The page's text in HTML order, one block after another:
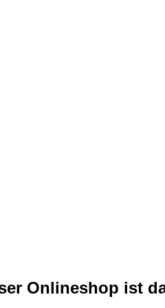
Onlineshop ist